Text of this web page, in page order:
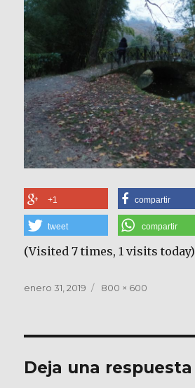
+1 compartir
tweet compartir
(Visited 7 times, 1 visits today)
Publicado
enero 31, 2019
Tamaño
800 × 600
Deja una respuesta